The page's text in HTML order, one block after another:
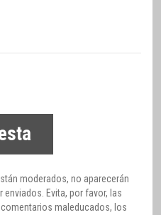
moderados, no aparecerán
Evita, por favor, las
maleducados, los